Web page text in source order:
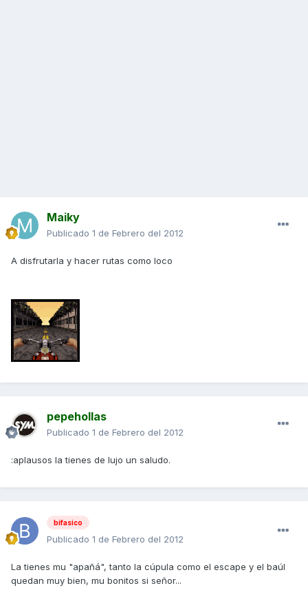
Maiky
Publicado 1 de Febrero del 2012
A disfrutarla y hacer rutas como loco
pepehollas
Publicado 1 de Febrero del 2012
:aplausos la tienes de lujo un saludo.
bifasico
Publicado 1 de Febrero del 2012
La tienes mu "apañá", tanto la cúpula como el escape y el baúl
quedan muy bien, mu bonitos si señor...